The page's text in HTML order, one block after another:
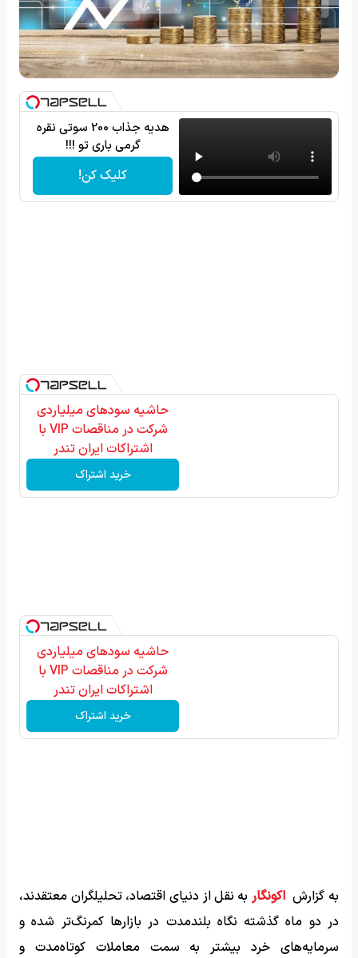
هدیه جذاب 200 سوتی نقره
گرمی باری تو !!!
کلیک کن!
حاشیه سودهای میلیاردی
شرکت در مناقصات VIP با
اشتراکات ایران تندر
خرید اشتراک
حاشیه سودهای میلیاردی
شرکت در مناقصات VIP با
اشتراکات ایران تندر
خرید اشتراک
به گزارشاکونگار به نقل از دنیای اقتصاد، تحلیلگران معتقدند،
در دو ماه‌ گذشته نگاه بلندمدت در بازارها کمرنگ‌تر شده و
سرمایه‌های خرد بیشتر به سمت معاملات کوتاه‌مدت و